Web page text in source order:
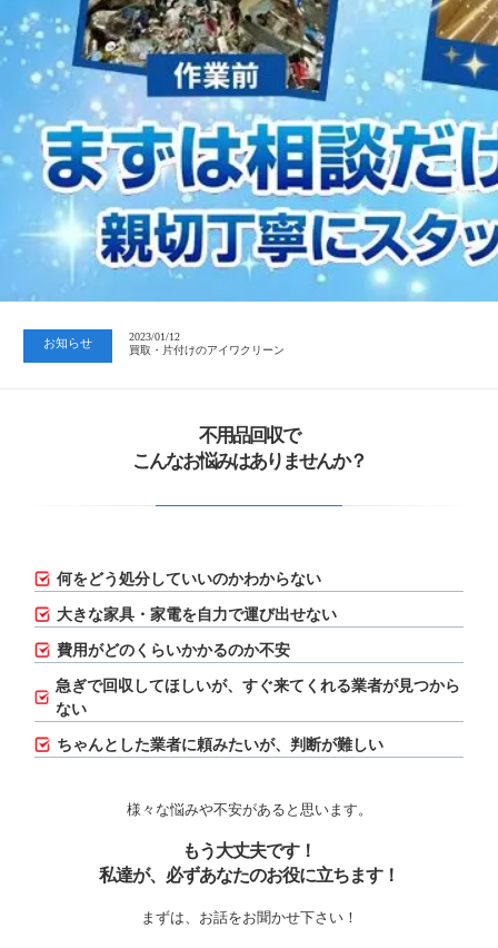
お知らせ
2023/01/12
買取・片付けのアイワクリーン
2023/07/24
中日新聞 岐阜版「空き家対策SOS」コーナーに掲載いただきまし…
2023/01/12
買取・片付けのアイワクリーン
不用品回収で
こんなお悩みはありませんか？
何をどう処分していいのかわからない
大きな家具・家電を自力で運び出せない
費用がどのくらいかかるのか不安
急ぎで回収してほしいが、すぐ来てくれる業者が見つから
ない
ちゃんとした業者に頼みたいが、判断が難しい
様々な悩みや不安があると思います。
もう大丈夫です！
私達が、必ずあなたのお役に立ちます！
まずは、お話をお聞かせ下さい！